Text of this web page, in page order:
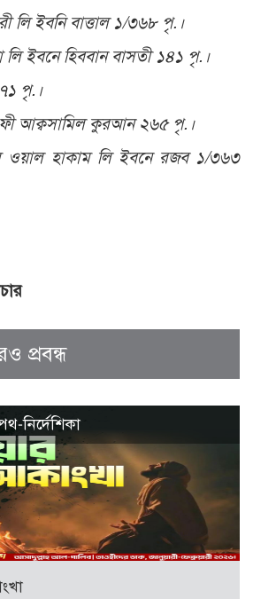
লি ইবনি বাত্তাল ১/৩৬৮ পৃ.।
লি ইবনে হিববান বাসতী ১৪১ পৃ.।
পৃ.।
আক্বসামিল কুরআন ২৬৫ পৃ.।
হাকাম লি ইবনে রজব ১/৩৬৩
প্রবন্ধ
নির্দেশিকা